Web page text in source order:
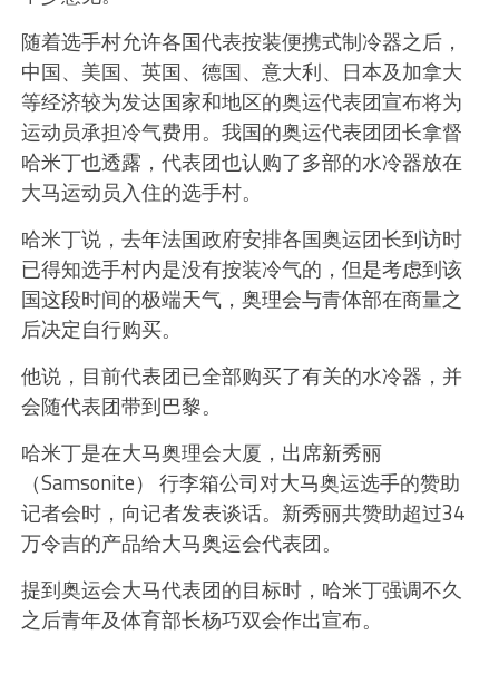
随着选手村允许各国代表按装便携式制冷器之后，
中国、美国、英国、德国、意大利、日本及加拿大
等经济较为发达国家和地区的奥运代表团宣布将为
运动员承担冷气费用。我国的奥运代表团团长拿督
哈米丁也透露，代表团也认购了多部的水冷器放在
大马运动员入住的选手村。
哈米丁说，去年法国政府安排各国奥运团长到访时
已得知选手村内是没有按装冷气的，但是考虑到该
国这段时间的极端天气，奥理会与青体部在商量之
后决定自行购买。
他说，目前代表团已全部购买了有关的水冷器，并
会随代表团带到巴黎。
哈米丁是在大马奥理会大厦，出席新秀丽
（Samsonite） 行李箱公司对大马奥运选手的赞助
记者会时，向记者发表谈话。新秀丽共赞助超过34
万令吉的产品给大马奥运会代表团。
提到奥运会大马代表团的目标时，哈米丁强调不久
之后青年及体育部长杨巧双会作出宣布。